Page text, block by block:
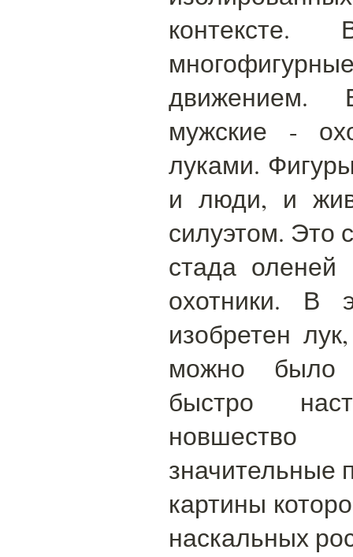
движением.
мужские -
луками.
и люди, и
силуэтом. Это
стада
охотники. В
изобретен
можно было
быстро
значительные
картины
наскальных